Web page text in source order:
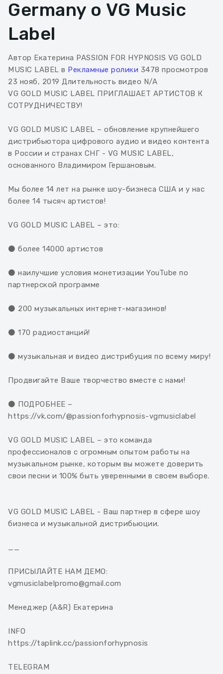
Germany о VG Music
Label
Автор Екатерина PASSION FOR HYPNOSIS VG GOLD
MUSIC LABEL в Рекламные ролики 3478 просмотров
23 нояб, 2019 Длительность видео N/A
VG GOLD MUSIC LABEL ПРИГЛАШАЕТ АРТИСТОВ К
СОТРУДНИЧЕСТВУ!
VG GOLD MUSIC LABEL – обновление крупнейшего
дистрибьютора цифрового аудио и видео контента
в России и странах СНГ - VG MUSIC LABEL,
основанного Владимиром Гершановым.
Мы более 14 лет на рынке шоу-бизнеса США и у нас
более 14 тысяч артистов!
VG GOLD MUSIC LABEL – это:
⚫ более 14000 артистов
⚫ наилучшие условия монетизации YouTube по
партнерской программе
⚫ 200 музыкальных интернет-магазинов!
⚫ 170 радиостанций!
⚫ музыкальная и видео дистрибуция по всему миру!
Продвигайте Ваше творчество вместе с нами!
⚫ ПОДРОБНЕЕ –
https://vk.com/@passionforhypnosis-vgmusiclabel
VG GOLD MUSIC LABEL – это команда
профессионалов с огромным опытом работы на
музыкальном рынке, которым вы можете доверить
свои песни и 100% быть уверенными в своем выборе.
VG GOLD MUSIC LABEL - Ваш партнер в сфере шоу
бизнеса и музыкальной дистрибьюции.
__
ПРИСЫЛАЙТЕ НАМ ДЕМО:
vgmusiclabelpromo@gmail.com
Менеджер (A&R) Екатерина
INFO
https://taplink.cc/passionforhypnosis
TELEGRAM